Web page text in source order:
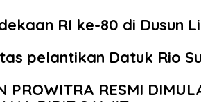
RI ke-80 di Dusun
pelantikan Datuk Rio
PROWITRA RESMI